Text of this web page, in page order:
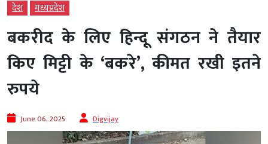
देश मध्‍यप्रदेश
बकरीद के लिए हिन्दू संगठन ने तैयार
किए मिट्टी के ‘बकरे’, कीमत रखी इतने
रुपये
June 06, 2025 Digvijay